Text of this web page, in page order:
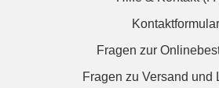
Kontaktformular
Fragen zur
Fragen zu Versand und